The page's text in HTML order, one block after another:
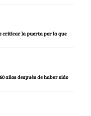
criticar la puerta por la que
años después de haber sido